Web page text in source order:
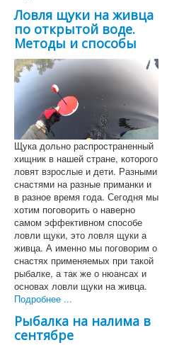
Ловля щуки на живца
по открытой воде.
Методы и способы
Щука дольно распространенный
хищник в нашей стране, которого
ловят взрослые и дети. Разными
снастями на разные приманки и
в разное время года. Сегодня мы
хотим поговорить о наверно
самом эффективном способе
ловли щуки, это ловля щуки а
живца. А именно мы поговорим о
снастях применяемых при такой
рыбалке, а так же о нюансах и
основах ловли щуки на живца.
Подробнее ...
Рыбалка на налима в
сентябре